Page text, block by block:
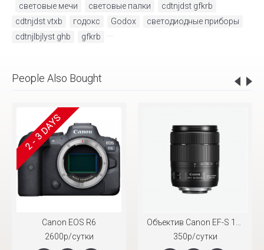
световые мечи световые палки cdtnjdst gfkrb
cdtnjdst vtxb
годокс Godox светодиодные приборы
cdtnjlbjlyst ghb
gfkrb
People Also Bought
2 - 3 DAYS
Canon EOS R6
2600р/сутки
350р/сутки